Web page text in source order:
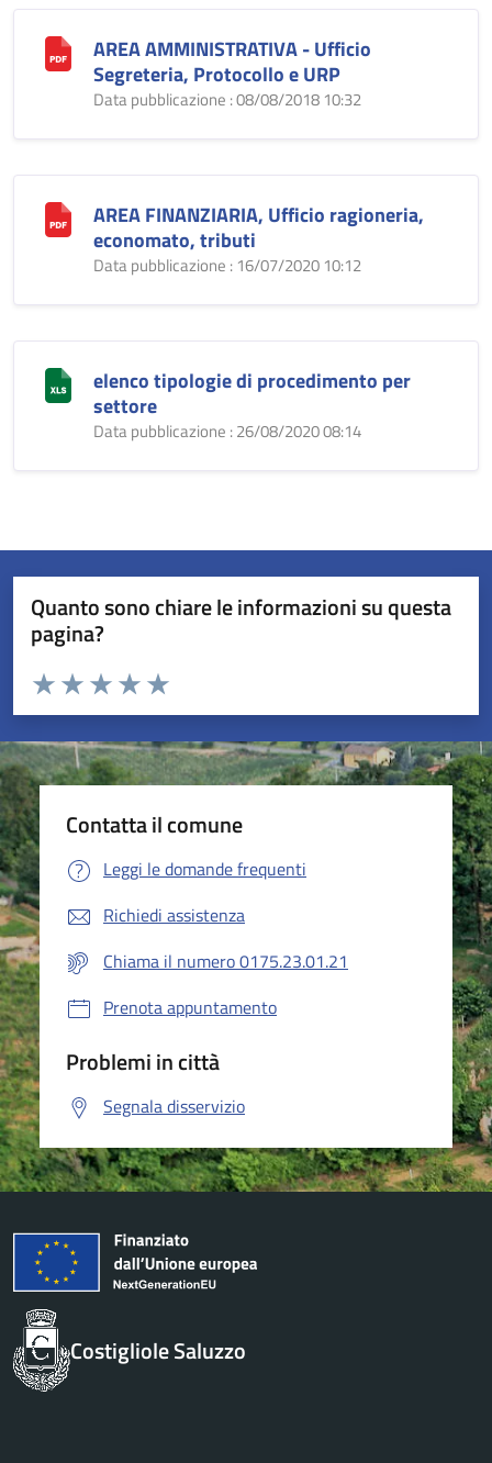
AREA AMMINISTRATIVA - Ufficio
Segreteria, Protocollo e URP
Data pubblicazione : 08/08/2018 10:32
AREA FINANZIARIA, Ufficio ragioneria,
economato, tributi
Data pubblicazione : 16/07/2020 10:12
elenco tipologie di procedimento per
settore
Data pubblicazione : 26/08/2020 08:14
Quanto sono chiare le informazioni su questa
pagina?
Valuta da 1 a 5 stelle la pagina
Valuta 5 stelle su 5
Valuta 4 stelle su 5
Valuta 3 stelle su 5
Valuta 2 stelle su 5
Valuta 1 stelle su 5
Contatta il comune
Leggi le domande frequenti
Richiedi assistenza
Chiama il numero 0175.23.01.21
Prenota appuntamento
Problemi in città
Segnala disservizio
Costigliole Saluzzo